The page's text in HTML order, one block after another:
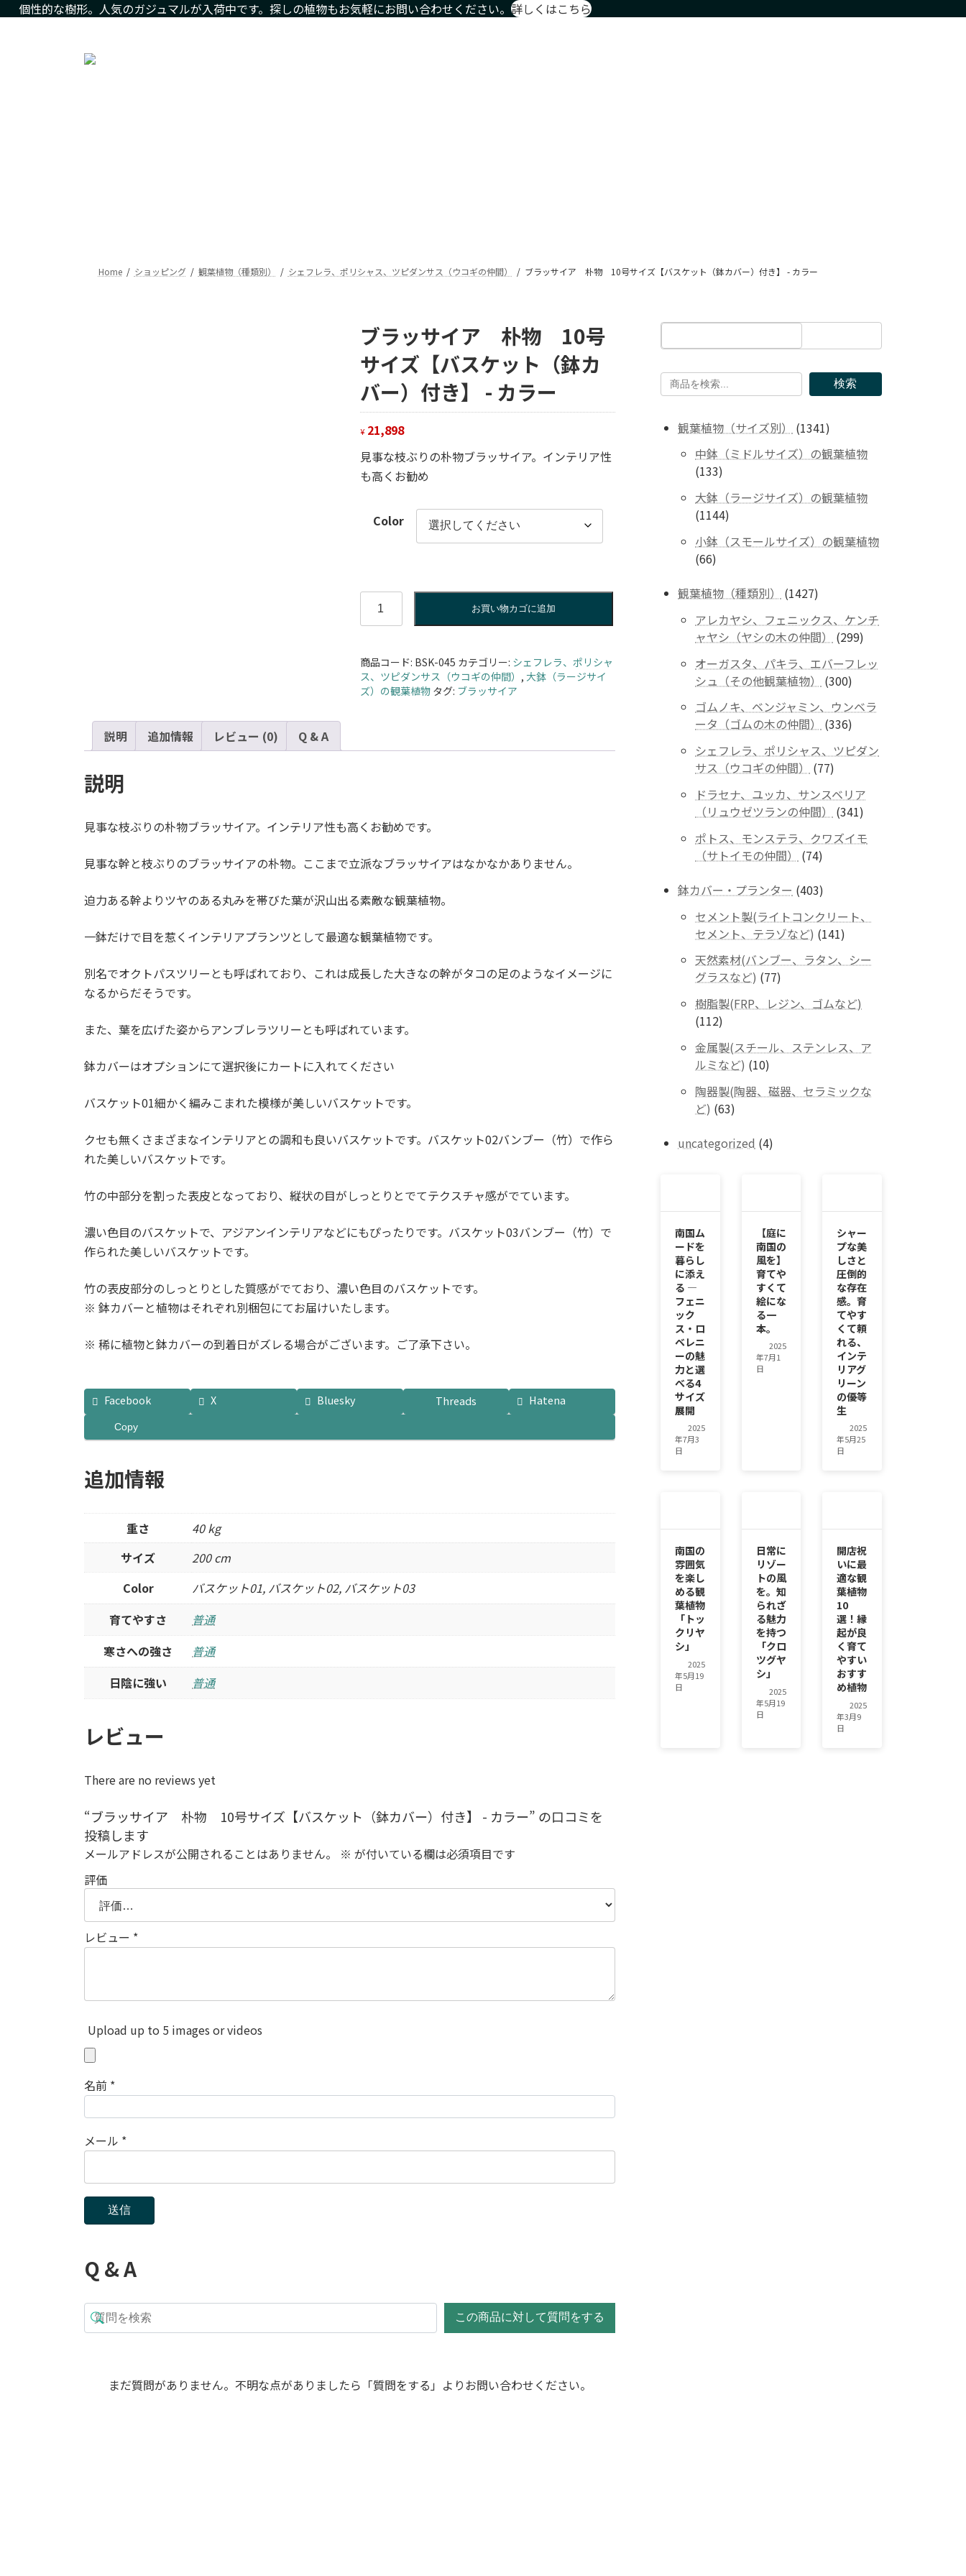
個性的な樹形。人気のガジュマルが入荷中です。探しの植物もお気軽にお問い合わせください。詳しくはこちら
Home ショッピング 観葉植物（種類別） シェフレラ、ポリシャス、ツピダンサス（ウコギの仲間） ブラッサイア 朴物 10号サイズ【バスケット（鉢カバー）付き】 - カラー
ブラッサイア 朴物 10号
サイズ【バスケット（鉢カ
バー）付き】 - カラー
¥ 21,898
見事な枝ぶりの朴物ブラッサイア。インテリア性
も高くお勧め
Color
イ
ア
号
【バ
ケ
ッ
ト
（鉢
バ
付
カ
ー
お買い物カゴに追加
商品コード: BSK-045 カテゴリー: シェフレラ、ポリシャ
ス、ツピダンサス（ウコギの仲間） ,大鉢（ラージサイ
ズ）の観葉植物 タグ: ブラッサイア
説明 追加情報 レビュー (0) Q & A
説明
見事な枝ぶりの朴物ブラッサイア。インテリア性も高くお勧めです。
見事な幹と枝ぶりのブラッサイアの朴物。ここまで立派なブラッサイアはなかなかありません。
迫力ある幹よりツヤのある丸みを帯びた葉が沢山出る素敵な観葉植物。
一鉢だけで目を惹くインテリアプランツとして最適な観葉植物です。
別名でオクトパスツリーとも呼ばれており、これは成長した大きなの幹がタコの足のようなイメージに
なるからだそうです。
また、葉を広げた姿からアンブレラツリーとも呼ばれています。
鉢カバーはオプションにて選択後にカートに入れてください
バスケット01細かく編みこまれた模様が美しいバスケットです。
クセも無くさまざまなインテリアとの調和も良いバスケットです。バスケット02バンブー（竹）で作ら
れた美しいバスケットです。
竹の中部分を割った表皮となっており、縦状の目がしっとりとでてテクスチャ感がでています。
濃い色目のバスケットで、アジアンインテリアなどにもぴったりです。バスケット03バンブー（竹）で
作られた美しいバスケットです。
竹の表皮部分のしっとりとした質感がでており、濃い色目のバスケットです。
※ 鉢カバーと植物はそれぞれ別梱包にてお届けいたします。
※ 稀に植物と鉢カバーの到着日がズレる場合がございます。ご了承下さい。
Facebook X Bluesky Threads Hatena
Copy
追加情報
重さ
40 kg
サイズ
200 cm
Color
バスケット01, バスケット02, バスケット03
育てやすさ
普通
寒さへの強さ
普通
日陰に強い
普通
レビュー
There are no reviews yet
“ブラッサイア 朴物 10号サイズ【バスケット（鉢カバー）付き】 - カラー” の口コミを
投稿します
メールアドレスが公開されることはありません。 ※ が付いている欄は必須項目です
評価
レビュー *
Upload up to 5 images or videos
名前 *
メール *
Q & A
この商品に対して質問をする
まだ質問がありません。不明な点がありましたら「質問をする」よりお問い合わせください。
検索
観葉植物（サイズ別） 13411341
の
品
中鉢（ミドルサイズ）の観葉植物
133133
の
商
品
大鉢（ラージサイズ）の観葉植物
11441144
の
小鉢（スモールサイズ）の観葉植物
6666
の
品
観葉植物（種類別） 14271427
の
商
品
アレカヤシ、フェニックス、ケンチ
ャヤシ（ヤシの木の仲間）
299299
の
品
オーガスタ、パキラ、エバーフレッ
シュ（その他観葉植物）
300300
の
商
品
ゴムノキ、ベンジャミン、ウンベラ
ータ（ゴムの木の仲間）
336336
の
品
シェフレラ、ポリシャス、ツピダン
サス（ウコギの仲間）
7777
の
商
品
ドラセナ、ユッカ、サンスベリア
（リュウゼツランの仲間）
341341
の
ポトス、モンステラ、クワズイモ
（サトイモの仲間）
7474
の
品
鉢カバー・プランター 403403
の
商
品
セメント製(ライトコンクリート、
セメント、テラゾなど) 141141
の
品
天然素材(バンブー、ラタン、シー
グラスなど) 7777
の
品
樹脂製(FRP、レジン、ゴムなど)
112112
の
商
品
金属製(スチール、ステンレス、ア
ルミなど) 1010
の
陶器製(陶器、磁器、セラミックな
ど) 6363
の
uncategorized 44
品
南国ム
ードを
暮らし
に添え
る ―
フェニ
ック
ス・ロ
ベレニ
ーの魅
力と選
べる4
サイズ
展開
2025
年7月3
日
【庭に
南国の
風を】
育てや
すくて
絵にな
る一
本。
2025
年7月1
日
シャー
プな美
しさと
圧倒的
な存在
感。育
てやす
くて頼
れる、
インテ
リアグ
リーン
の優等
生
2025
年5月25
日
南国の
雰囲気
を楽し
める観
葉植物
「トッ
クリヤ
シ」
2025
年5月19
日
日常に
リゾー
トの風
を。知
られざ
る魅力
を持つ
「クロ
ツグヤ
シ」
2025
年5月19
日
開店祝
いに最
適な観
葉植物
10
選！縁
起が良
く育て
やすい
おすす
め植物
2025
年3月9
日